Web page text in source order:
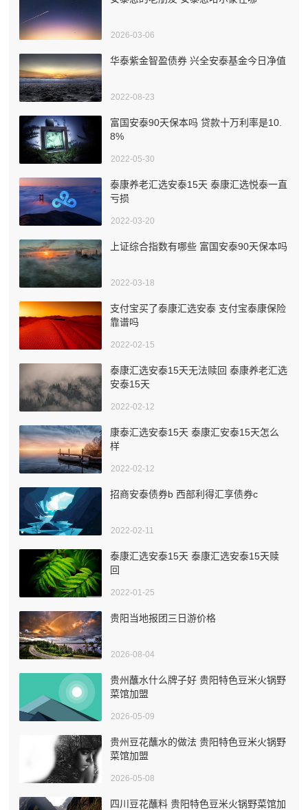
2026-03-06
华泰紫金智盈债券 兴全安泰基金今日净值
2022-08-23
富国安泰90天保本吗 贷款十万利率是10.
8%
2022-05-30
泰康养老汇选安泰15天 泰康汇选悦泰一直
亏损
2022-03-20
上证综合指数有哪些 富国安泰90天保本吗
2022-03-18
支付宝买了泰康汇选安泰 支付宝泰康保险
靠谱吗
2022-02-15
泰康汇选安泰15天无法赎回 泰康养老汇选
安泰15天
2022-02-12
康泰汇选安泰15天 泰康汇安泰15天怎么
样
2022-02-12
招商安泰债券b 西部利得汇享债券c
2022-02-11
泰康汇选安泰15天 泰康汇选安泰15天赎
回
2022-01-25
贵阳当地报团三日游价格
2026-08-04
贵州蘸水什么牌子好 贵阳特色豆米火锅野
菜馆加盟
2026-05-09
贵州豆花蘸水的做法 贵阳特色豆米火锅野
菜馆加盟
2026-05-08
四川豆花蘸料 贵阳特色豆米火锅野菜馆加